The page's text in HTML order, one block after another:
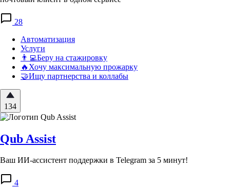
28
Автоматизация
Услуги
👨‍💻Беру на стажировку
🔥Хочу максимальную прожарку
🤝Ищу партнерства и коллабы
134
Qub Assist
Ваш ИИ-ассистент поддержки в Telegram за 5 минут!
4